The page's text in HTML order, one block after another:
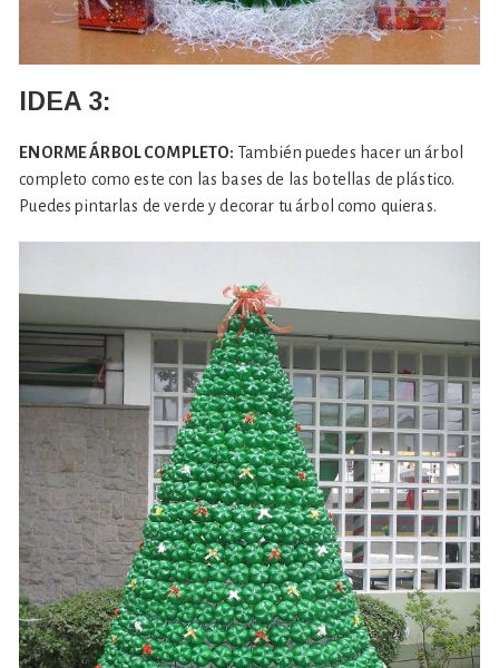
IDEA 3:
ENORME ÁRBOL COMPLETO: También puedes hacer un árbol
completo como este con las bases de las botellas de plástico.
Puedes pintarlas de verde y decorar tu árbol como quieras.